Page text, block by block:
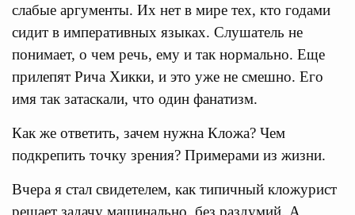
слабые аргументы. Их нет в мире тех, кто годами
сидит в императивных языках. Слушатель не
понимает, о чем речь, ему и так нормально. Еще
прилепят Рича Хикки, и это уже не смешно. Его
имя так затаскали, что один фанатизм.
Как же ответить, зачем нужна Кложа? Чем
подкрепить точку зрения? Примерами из жизни.
Вчера я стал свидетелем, как типичный кложурист
решает задачу машинально, без раздумий. А